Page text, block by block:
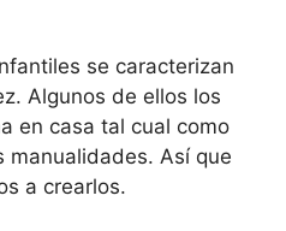
se caracterizan
Algunos de ellos los
en casa tal cual como
manualidades. Así que
a crearlos.